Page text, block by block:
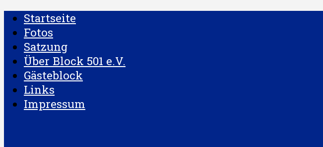
Startseite
Fotos
Satzung
Über Block 501 e.V.
Gästeblock
Links
Impressum